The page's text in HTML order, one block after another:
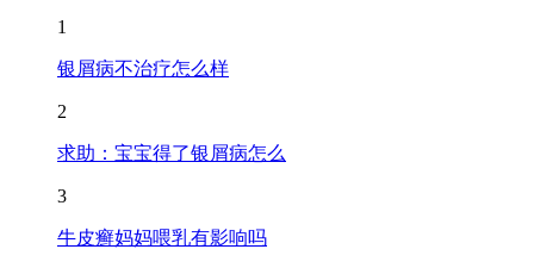
1
银屑病不治疗怎么样
2
求助：宝宝得了银屑病怎么
3
牛皮癣妈妈喂乳有影响吗